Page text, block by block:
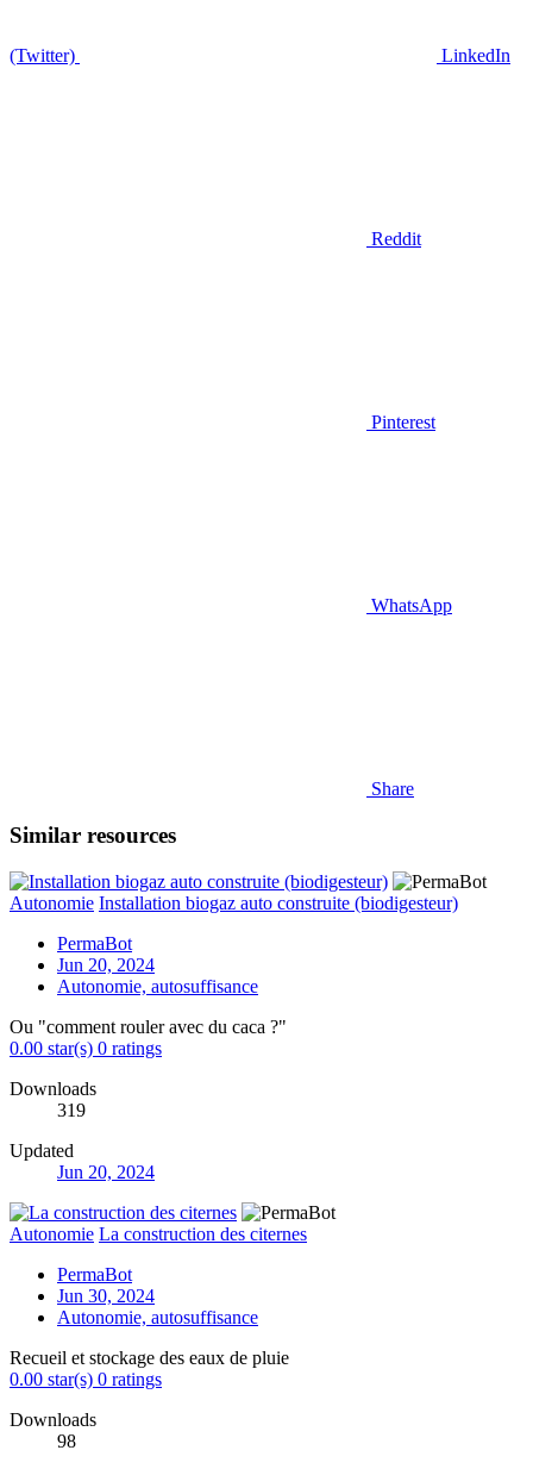
(Twitter) LinkedIn
Reddit
Pinterest
WhatsApp
Share
Similar resources
Autonomie Installation biogaz auto construite (biodigesteur)
PermaBot
Jun 20, 2024
Autonomie, autosuffisance
Ou "comment rouler avec du caca ?"
0.00 star(s) 0 ratings
Downloads
319
Updated
Jun 20, 2024
Autonomie La construction des citernes
PermaBot
Jun 30, 2024
Autonomie, autosuffisance
Recueil et stockage des eaux de pluie
0.00 star(s) 0 ratings
Downloads
98